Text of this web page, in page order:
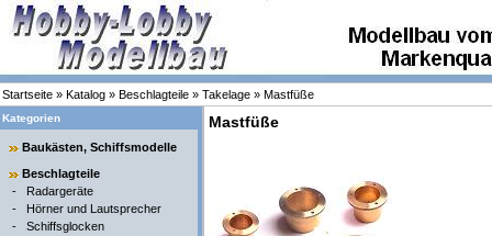
Startseite » Katalog » Beschlagteile » Takelage » Mastfüße
Kategorien
Baukästen, Schiffsmodelle
Beschlagteile
- Radargeräte
- Hörner und Lautsprecher
- Schiffsglocken
Mastfüße